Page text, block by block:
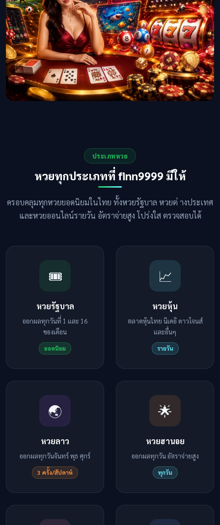
ประเภทหวย
หวยทุกประเภทที่ finn9999 มีให้
ครอบคลุมทุกหวยยอดนิยมในไทย ทั้งหวยรัฐบาล หวยต่ างประเทศ
และหวยออนไลน์รายวัน อัตราจ่ายสูง โปร่งใส ตรวจสอบได้
🎟️
หวยรัฐบาล
ออกผลทุกวันที่ 1 และ 16
ของเดือน
ยอดนิยม
📈
หวยหุ้น
ตลาดหุ้นไทย นิเคอิ ดาวโจนส์
และอื่นๆ
รายวัน
🌏
หวยลาว
ออกผลทุกวันจันทร์ พุธ ศุกร์
3 ครั้ง/สัปดาห์
🌟
หวยฮานอย
ออกผลทุกวัน อัตราจ่ายสูง
ทุกวัน